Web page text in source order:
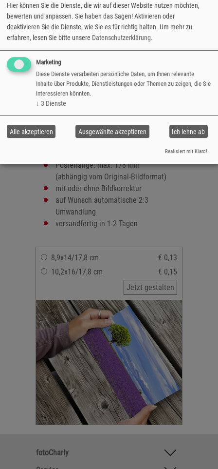
Druckformat. Hochwertige Premium-Fotos im
Panorama-Format zeigen die volle Schönheit
Ihrer Fotos und wirken im Fotoalbum wie als
Wandschmuck. Wählen Sie zwischen zwei
Größen und zwischen glänzender und matter
Papieroberfläche und genießen Sie die ganze
Pracht Ihrer Lieblingsfotos.
ausbelichtet auf hochwertigem
Fotopapier
Oberfläche: glänzend oder matt
Formate:
Posterlänge: max. 178 mm
(abhängig vom Original-Bildformat)
mit oder ohne Bildkorrektur
auf Wunsch automatische 2:3
Umwandlung
versandfertig in 1-2 Tagen
8,9x14/17,8 cm
€ 0,13
10,2x16/17,8 cm
€ 0,15
Jetzt gestalten
fotoCharly
Hier können Sie die Dienste, die wir auf dieser Website nutzen möchten,
bewerten und anpassen. Sie haben das Sagen! Aktivieren oder
deaktivieren Sie die Dienste, wie Sie es für richtig halten. Um mehr zu
erfahren, lesen Sie bitte unsere Datenschutzerklärung.
Marketing
Diese Dienste verarbeiten persönliche Daten, um Ihnen relevante
Inhalte über Produkte, Dienstleistungen oder Themen zu zeigen, die Sie
interessieren könnten.
↓ 3 Dienste
Ich lehne ab
Ausgewählte akzeptieren
Alle akzeptieren
Realisiert mit Klaro!